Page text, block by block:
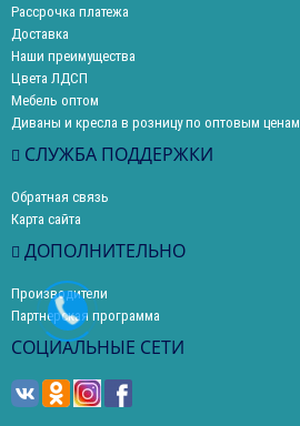
Рассрочка платежа
Доставка
Наши преимущества
Цвета ЛДСП
Мебель оптом
Диваны и кресла в розницу по оптовым ценам
СЛУЖБА ПОДДЕРЖКИ
Обратная связь
Карта сайта
ДОПОЛНИТЕЛЬНО
Производители
Партнерская программа
СОЦИАЛЬНЫЕ СЕТИ